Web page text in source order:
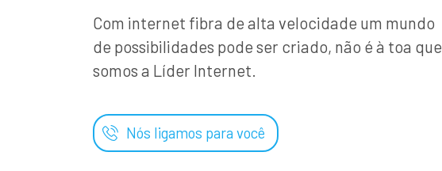
Com internet fibra de alta velocidade um mundo
de possibilidades pode ser criado, não é à toa que
somos a Líder Internet.
Nós ligamos para você